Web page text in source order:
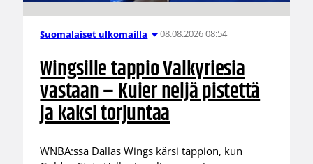
Suomalaiset ulkomailla 08.08.2026 08:54
Wingsille tappio Valkyriesia
vastaan – Kuier neljä pistettä
ja kaksi torjuntaa
WNBA:ssa Dallas Wings kärsi tappion, kun